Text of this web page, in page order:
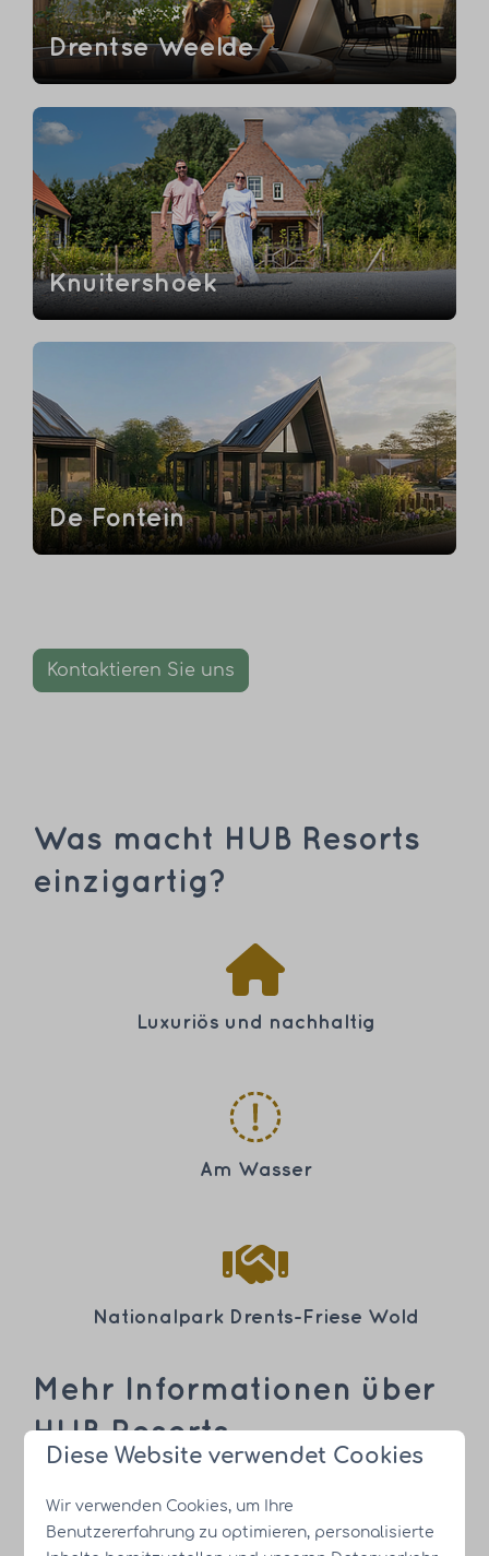
Drentse Weelde
Knuitershoek
De Fontein
Kontaktieren Sie uns
Was macht HUB Resorts
einzigartig?
Luxuriös und nachhaltig
Am Wasser
Nationalpark Drents-Friese Wold
Mehr Informationen über
HUB Resorts
einemschnell wachsenden und sich
verändernden Markt , und arbeiten mit
Diese Website verwendet Cookies
Wir verwenden Cookies, um Ihre
Benutzererfahrung zu optimieren, personalisierte